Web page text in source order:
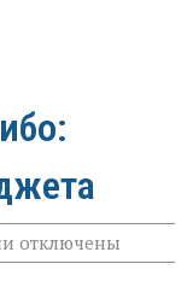
к
записи
отключены